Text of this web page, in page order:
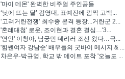
'마이 데몬' 완벽한 비주얼 주인공들
‘낮에 뜨는 달’ 김영대, 표예진에 깜짝 고백...
‘고려거란전쟁’ 최수종 본격 등장...거란군 2...
'혼례대첩' 로운, 조이현과 결혼 결심…'3...
'연인' 이청아, 남궁민 데리러 조선 왔다…극...
'힘쎈여자 강남순' 배우들의 굿바이 메시지 & ...
차은우·박규영, 학교 밖 데이트 포착 '오늘도 ...